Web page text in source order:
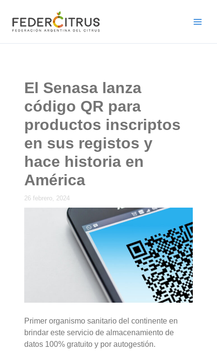
contenido
El Senasa lanza
código QR para
productos inscriptos
en sus registos y
hace historia en
América
26 febrero, 2024
Primer organismo sanitario del continente en
brindar este servicio de almacenamiento de
datos 100% gratuito y por autogestión.